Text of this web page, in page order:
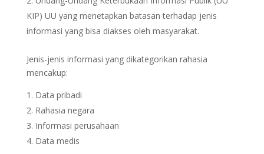
KIP) UU yang menetapkan batasan terhadap jenis
informasi yang bisa diakses oleh masyarakat.
Jenis-jenis informasi yang dikategorikan rahasia
mencakup:
Data pribadi
Rahasia negara
Informasi perusahaan
Data medis